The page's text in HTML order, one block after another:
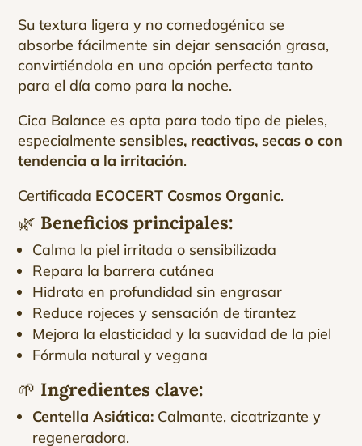
Su textura ligera y no comedogénica se
absorbe fácilmente sin dejar sensación grasa,
convirtiéndola en una opción perfecta tanto
para el día como para la noche.
Cica Balance es apta para todo tipo de pieles,
especialmente sensibles, reactivas, secas o con
tendencia a la irritación.
Certificada ECOCERT Cosmos Organic.
🌿 Beneficios principales:
Calma la piel irritada o sensibilizada
Repara la barrera cutánea
Hidrata en profundidad sin engrasar
Reduce rojeces y sensación de tirantez
Mejora la elasticidad y la suavidad de la piel
Fórmula natural y vegana
🌱 Ingredientes clave:
Centella Asiática: Calmante, cicatrizante y
regeneradora.